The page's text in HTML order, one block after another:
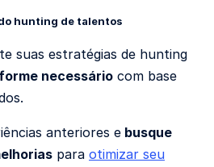
hunting de talentos
suas estratégias de hunting
necessário com base
anteriores e busque
para otimizar seu